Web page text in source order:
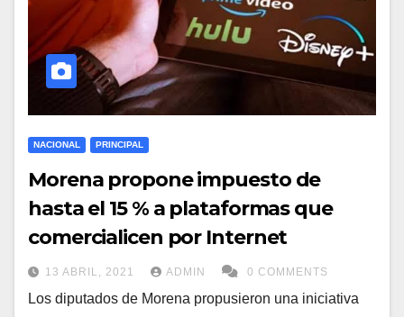
NACIONAL PRINCIPAL
Morena propone impuesto de
hasta el 15 % a plataformas que
comercialicen por Internet
13 ABRIL, 2021 ADMIN 0 COMMENTS
Los diputados de Morena propusieron una iniciativa